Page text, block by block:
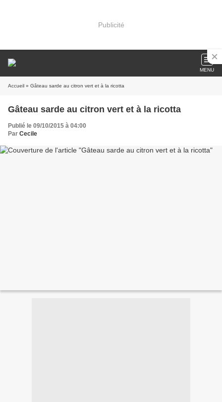
Publicité
MENU
Accueil » Gâteau sarde au citron vert et à la ricotta
Gâteau sarde au citron vert et à la ricotta
Publié le 09/10/2015 à 04:00
Par Cecile